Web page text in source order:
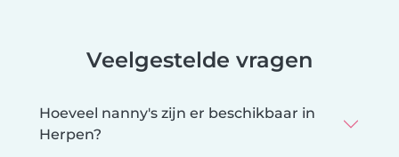
Veelgestelde vragen
Hoeveel nanny's zijn er beschikbaar in
Herpen?